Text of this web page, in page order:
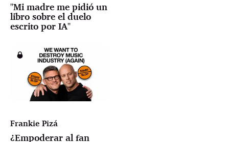
"Mi madre me pidió un
libro sobre el duelo
escrito por IA"
Frankie Pizá
¿Empoderar al fan